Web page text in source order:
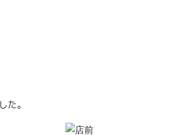
た。